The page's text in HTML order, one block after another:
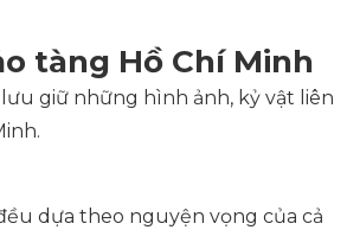
tàng Hồ Chí Minh
giữ những hình ảnh, kỷ vật liên
dựa theo nguyện vọng của cả